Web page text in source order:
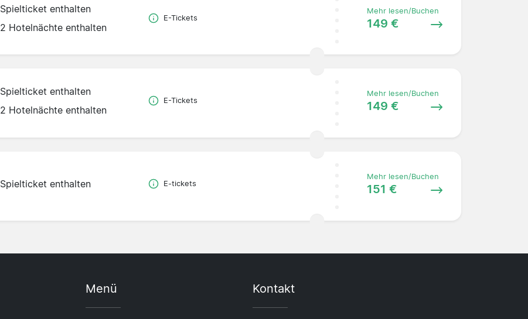
Spielticket enthalten
2 Hotelnächte enthalten
E-Tickets
Mehr lesen/Buchen
149 €
Spielticket enthalten
2 Hotelnächte enthalten
E-Tickets
Mehr lesen/Buchen
149 €
Spielticket enthalten E-tickets
Mehr lesen/Buchen
151 €
Menü Kontakt